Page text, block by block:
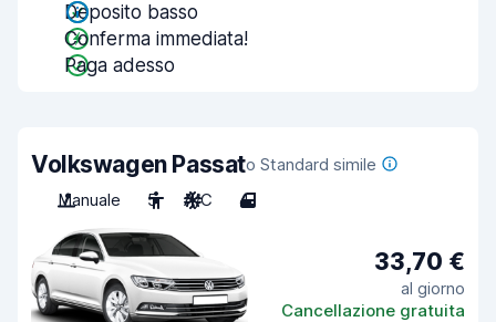
Deposito basso
Conferma immediata!
Paga adesso
Volkswagen Passato Standard simile
Manuale
5 A/C 4
33,70 €
al giorno
Cancellazione gratuita